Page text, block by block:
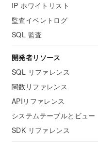
IP ホワイトリスト
監査イベントログ
SQL 監査
開発者リソース
SQL リファレンス
関数リファレンス
APIリファレンス
システムテーブルとビュー
SDK リファレンス